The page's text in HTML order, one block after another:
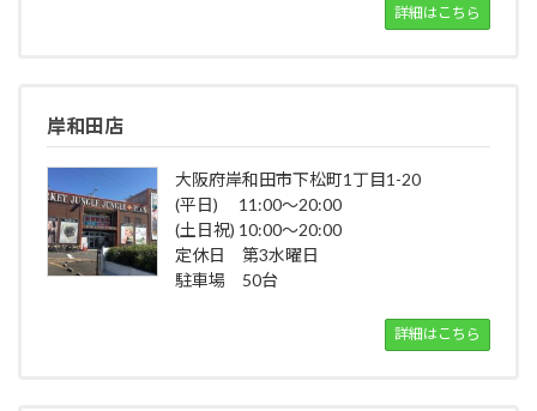
詳細はこちら
岸和田店
大阪府岸和田市下松町1丁目1-20
(平日) 11:00～20:00
(土日祝) 10:00～20:00
定休日 第3水曜日
駐車場 50台
詳細はこちら